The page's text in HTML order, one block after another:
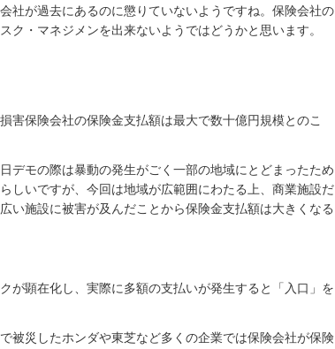
社が過去にあるのに懲りていないようですね。保険会社の
ク・マネジメンを出来ないようではどうかと思います。
害保険会社の保険金支払額は最大で数十億円規模とのこ
デモの際は暴動の発生がごく一部の地域にとどまったため
しいですが、今回は地域が広範囲にわたる上、商業施設だ
い施設に被害が及んだことから保険金支払額は大きくなる
が顕在化し、実際に多額の支払いが発生すると「入口」を
被災したホンダや東芝など多くの企業では保険会社が保険